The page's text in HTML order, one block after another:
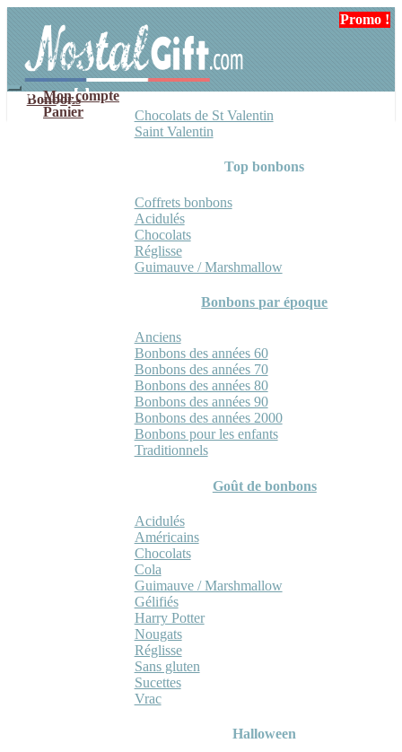
navigation
contenu
Mon compte
Panier
Bonbons
Chocolats de St Valentin
Saint Valentin
Top bonbons
Coffrets bonbons
Acidulés
Chocolats
Réglisse
Guimauve / Marshmallow
Bonbons par époque
Anciens
Bonbons des années 60
Bonbons des années 70
Bonbons des années 80
Bonbons des années 90
Bonbons des années 2000
Bonbons pour les enfants
Traditionnels
Goût de bonbons
Acidulés
Américains
Chocolats
Cola
Guimauve / Marshmallow
Gélifiés
Harry Potter
Nougats
Réglisse
Sans gluten
Sucettes
Vrac
Halloween
Promo !
Promo !
Promo !